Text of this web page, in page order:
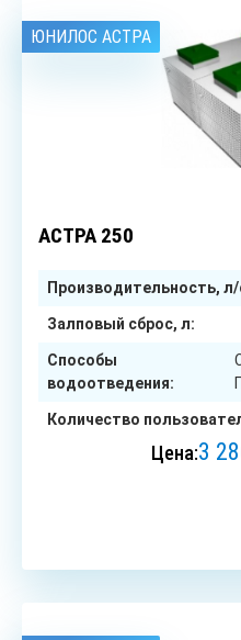
ЮНИЛОС АСТРА
АСТРА 250
Производительность, л/
Залповый сброс, л:
Способы
водоотведения:
Количество
Цена:3